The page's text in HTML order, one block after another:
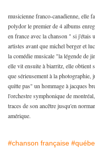
diane tell est
musicienne franco-canadienne, elle
polydor le premier de 4 albums
en france avec la chanson " si j'étais
artistes avant que michel berger et
la comédie musicale "la légende de
elle vit ensuite à biarritz, elle obtient
que sérieusement à la photographie,
quitte pas" un hommage à jacques
l'orchestre symphonique de
traces de son ancêtre jusqu'en
amérique.
#chanson française